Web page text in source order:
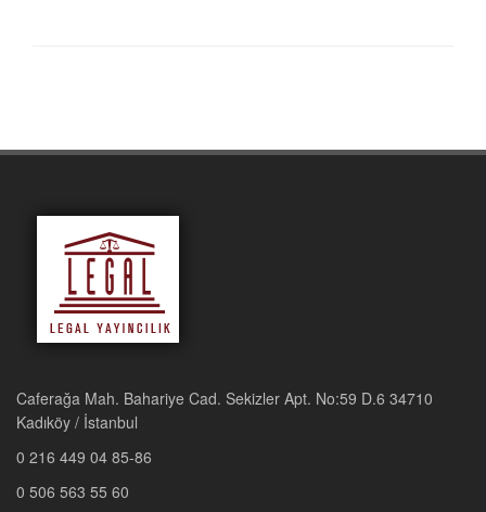
Caferağa Mah. Bahariye Cad. Sekizler Apt. No:59 D.6 34710
Kadıköy / İstanbul
0 216 449 04 85-86
0 506 563 55 60